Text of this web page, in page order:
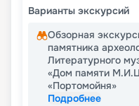
Варианты экскурсий
Обзорная
памятника
Литературного
«Дом памяти
«Портомойня»
Подробнее